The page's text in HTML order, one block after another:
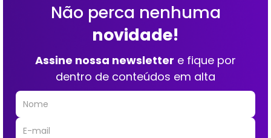
Não perca nenhuma
novidade!
Assine nossa newsletter e fique por
dentro de conteúdos em alta